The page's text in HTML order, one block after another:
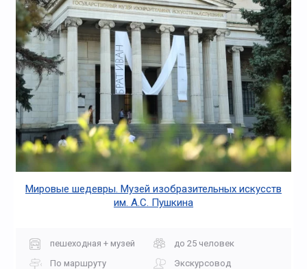
Мировые шедевры. Музей изобразительных искусств
им. А.С. Пушкина
пешеходная + музей
до 25 человек
По маршруту
Экскурсовод